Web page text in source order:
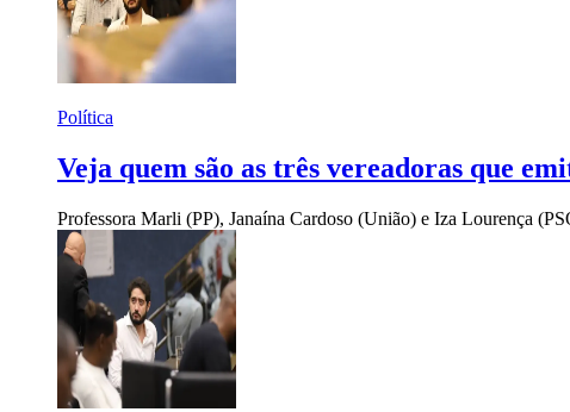
Política
Veja quem são as três vereadoras que
Professora Marli (PP), Janaína Cardoso (União) e Iza Lourença